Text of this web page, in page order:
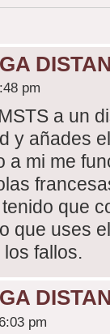
pm
a un
y añades
a mi me
que
que uses
fallos.
pm